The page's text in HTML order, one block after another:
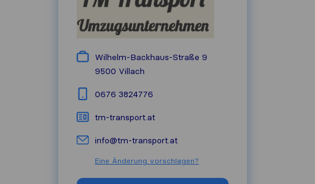
Wilhelm-Backhaus-Straße 9
9500 Villach
0676 3824776
tm-transport.at
info@tm-transport.at
Eine Änderung vorschlagen?